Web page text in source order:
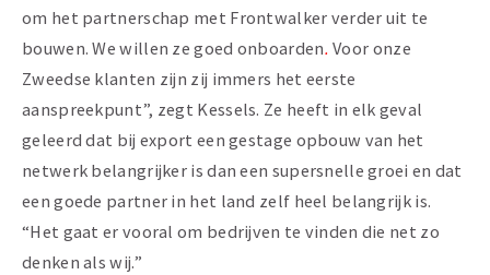
om het partnerschap met Frontwalker verder uit te
bouwen. We willen ze goed onboarden. Voor onze
Zweedse klanten zijn zij immers het eerste
aanspreekpunt”, zegt Kessels. Ze heeft in elk geval
geleerd dat bij export een gestage opbouw van het
netwerk belangrijker is dan een supersnelle groei en dat
een goede partner in het land zelf heel belangrijk is.
“Het gaat er vooral om bedrijven te vinden die net zo
denken als wij.”